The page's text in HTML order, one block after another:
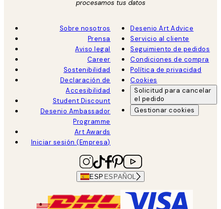
procesamos tus datos
Sobre nosotros
Prensa
Aviso legal
Career
Sostenibilidad
Declaración de
Accesibilidad
Student Discount
Desenio Ambassador
Programme
Art Awards
Iniciar sesión (Empresa)
Desenio Art Advice
Servicio al cliente
Seguimiento de pedidos
Condiciones de compra
Política de privacidad
Cookies
Solicitud para cancelar
el pedido
Gestionar cookies
ESP ESPAÑOL